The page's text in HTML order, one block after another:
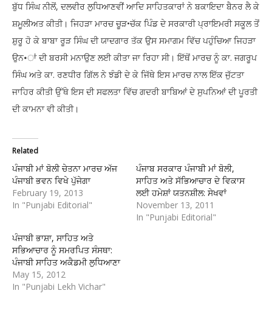
ਬੁੱਧ ਸਿੰਘ ਨੀਲੋਂ, ਦਲਵੀਰ ਲੁਧਿਆਣਵੀਂ ਆਦਿ ਸਾਹਿਤਕਾਰਾਂ ਨੇ ਬਕਾਇਦਾ ਬੈਨਰ ਲੈ ਕੇ
ਸ਼ਮੂਲੀਅਤ ਕੀਤੀ। ਜਿਹੜਾ ਮਾਰਚ ਚੂੜ•ਚੱਕ ਪਿੰਡ ਦੇ ਸਰਕਾਰੀ ਪ੍ਰਾਇਮਰੀ ਸਕੂਲ ਤੋਂ
ਸ਼ੁਰੂ ਹੋ ਕੇ ਬਾਬਾ ਰੂੜ ਸਿੰਘ ਦੀ ਯਾਦਗਾਰ ਤੱਕ ਉਸ ਸਮਾਗਮ ਵਿੱਚ ਪਹੁੰਚਿਆ ਜਿਹੜਾ
ਉਨ•ਾਂ ਦੀ ਬਰਸੀ ਮਨਾਉਣ ਲਈ ਕੀਤਾ ਜਾ ਰਿਹਾ ਸੀ। ਇੱਥੋਂ ਮਾਰਚ ਨੂੰ ਕਾ. ਜਗਰੂਪ
ਸਿੰਘ ਅਤੇ ਕਾ. ਰਣਧੀਰ ਗਿੱਲ ਨੇ ਝੰਡੀ ਦੇ ਕੇ ਜਿੱਥੇ ਇਸ ਮਾਰਚ ਨਾਲ ਇੱਕ ਜੁੱਟਤਾ
ਜਾਹਿਰ ਕੀਤੀ ਉੱਥੇ ਇਸ ਦੀ ਸਫਲਤਾ ਵਿੱਚ ਗਦਰੀ ਬਾਬਿਆਂ ਦੇ ਸੁਪਨਿਆਂ ਦੀ ਪੂਰਤੀ
ਦੀ ਕਾਮਨਾ ਵੀ ਕੀਤੀ।
Related
ਪੰਜਾਬੀ ਮਾਂ ਬੋਲੀ ਚੇਤਨਾ ਮਾਰਚ ਅੱਜ
ਪੰਜਾਬੀ ਭਵਨ ਵਿਖੇ ਪੁੱਜੇਗਾ
February 19, 2013
In "Punjabi Editorial"
ਪੰਜਾਬ ਸਰਕਾਰ ਪੰਜਾਬੀ ਮਾਂ ਬੋਲੀ,
ਸਾਹਿਤ ਅਤੇ ਸੱਭਿਆਚਾਰ ਦੇ ਵਿਕਾਸ
ਲਈ ਹਮੇਸ਼ਾਂ ਯਤਨਸ਼ੀਲ: ਸੇਖਵਾਂ
November 13, 2011
In "Punjabi Editorial"
ਪੰਜਾਬੀ ਭਾਸ਼ਾ, ਸਾਹਿਤ ਅਤੇ
ਸਭਿਆਚਾਰ ਨੂੰ ਸਮਰਪਿਤ ਸੰਸਥਾ:
ਪੰਜਾਬੀ ਸਾਹਿਤ ਅਕੈਡਮੀ ਲੁਧਿਆਣਾ
May 15, 2012
In "Punjabi Lekh Vichar"